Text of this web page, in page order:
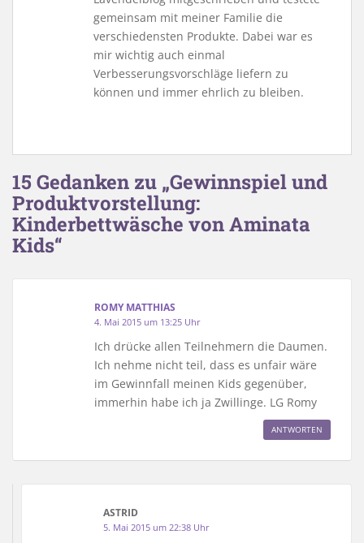
gemeinsam mit meiner Familie die
verschiedensten Produkte. Dabei war es
mir wichtig auch einmal
Verbesserungsvorschläge liefern zu
können und immer ehrlich zu bleiben.
15 Gedanken zu „Gewinnspiel und
Produktvorstellung:
Kinderbettwäsche von Aminata
Kids“
ROMY MATTHIAS
4. Mai 2015 um 13:25 Uhr
Ich drücke allen Teilnehmern die Daumen.
Ich nehme nicht teil, dass es unfair wäre
im Gewinnfall meinen Kids gegenüber,
immerhin habe ich ja Zwillinge. LG Romy
ANTWORTEN
ASTRID
5. Mai 2015 um 22:38 Uhr